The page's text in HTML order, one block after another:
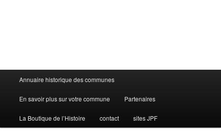
Menu
principal
Annuaire historique des communes
En savoir plus sur votre commune Partenaires
La Boutique de l’Histoire contact sites JPF